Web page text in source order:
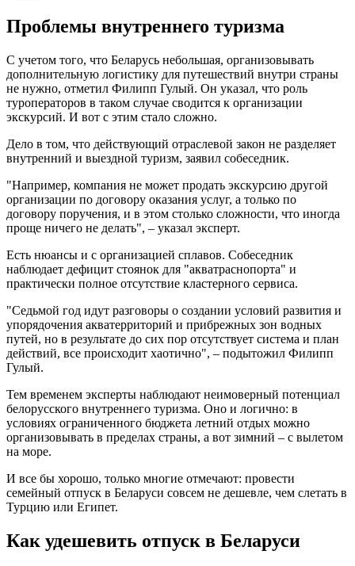
Проблемы внутреннего туризма
С учетом того, что Беларусь небольшая, организовывать
дополнительную логистику для путешествий внутри страны
не нужно, отметил Филипп Гулый. Он указал, что роль
туроператоров в таком случае сводится к организации
экскурсий. И вот с этим стало сложно.
Дело в том, что действующий отраслевой закон не разделяет
внутренний и выездной туризм, заявил собеседник.
"Например, компания не может продать экскурсию другой
организации по договору оказания услуг, а только по
договору поручения, и в этом столько сложности, что иногда
проще ничего не делать", – указал эксперт.
Есть нюансы и с организацией сплавов. Собеседник
наблюдает дефицит стоянок для "акватраснопорта" и
практически полное отсутствие кластерного сервиса.
"Седьмой год идут разговоры о создании условий развития и
упорядочения акватерриторий и прибрежных зон водных
путей, но в результате до сих пор отсутствует система и план
действий, все происходит хаотично", – подытожил Филипп
Гулый.
Тем временем эксперты наблюдают неимоверный потенциал
белорусского внутреннего туризма. Оно и логично: в
условиях ограниченного бюджета летний отдых можно
организовывать в пределах страны, а вот зимний – с вылетом
на море.
И все бы хорошо, только многие отмечают: провести
семейный отпуск в Беларуси совсем не дешевле, чем слетать в
Турцию или Египет.
Как удешевить отпуск в Беларуси